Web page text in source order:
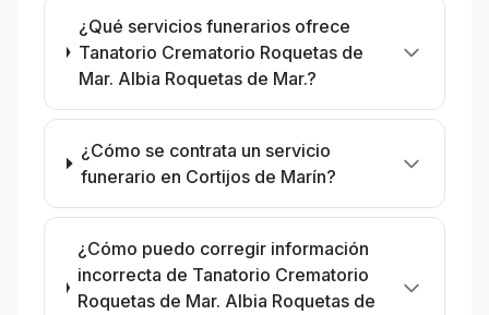
¿Qué servicios funerarios ofrece
Tanatorio Crematorio Roquetas de
Mar. Albia Roquetas de Mar.?
¿Cómo se contrata un servicio
funerario en Cortijos de Marín?
¿Cómo puedo corregir información
incorrecta de Tanatorio Crematorio
Roquetas de Mar. Albia Roquetas de